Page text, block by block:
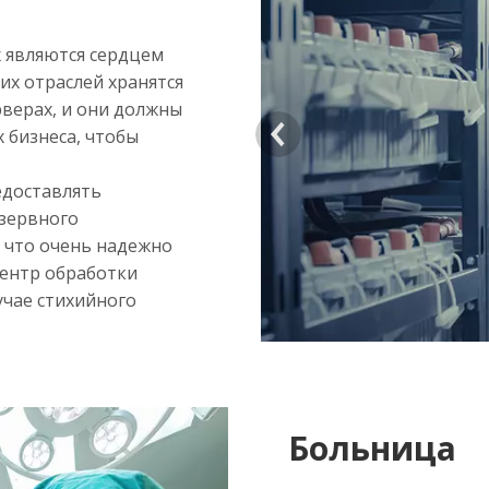
сердцем
отраслей хранятся
и они должны
чтобы
что очень надежно
обработки
стихийного
Больница